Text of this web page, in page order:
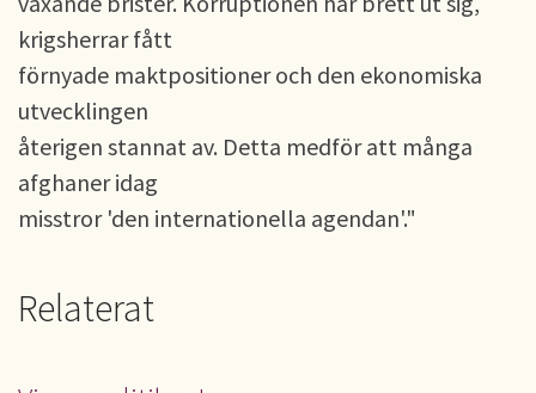
krigsherrar fått
förnyade maktpositioner och den ekonomiska
utvecklingen
återigen stannat av. Detta medför att många
afghaner idag
misstror 'den internationella agendan'."
Relaterat